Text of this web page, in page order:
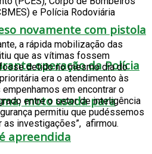
novamente com pistola
operação da Polícia
moto usada para
apreendida
e Polícia Rodoviária
a rápida mobilização das
que as vítimas fossem
detido no mesmo dia do
era o atendimento às
em encontrar o
entre o setor de inteligência
permitiu que pudéssemos
as investigações”, afirmou.